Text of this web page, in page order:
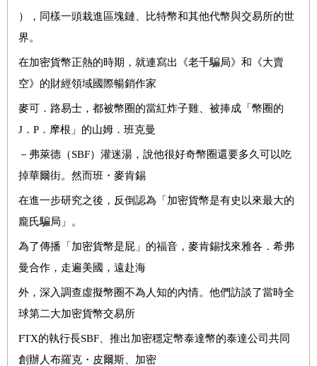
），同樣一頭栽進區塊鏈、比特幣和其他代幣與交易所的世
界。
在加密貨幣正熱的時期，就連寫出《老千騙局》和《大賣
空》的財經領域國際暢銷作家
麥可．路易士，都被幣圈的當紅炸子雞、被捧成「幣圈的
J ． P ．摩根」的山姆．班克曼
－弗萊德（SBF）灌迷湯，說他很好奇幣圈還要多久可以吃
掉華爾街。然而班・麥肯錫
在進一步研究之後，反倒認為「加密貨幣是有史以來最大的
龐氏騙局」。
為了傳播「加密貨幣是屁」的福音，麥肯錫找來雅各．希弗
曼合作，走遍美國，遠赴海
外，深入調查虛擬幣圈不為人知的內情。他們訪談了當時全
球第二大加密貨幣交易所
FTX的執行長SBF 、推出加密穩定幣泰達幣的泰達公司共同
創辦人布羅克・皮爾斯、加密